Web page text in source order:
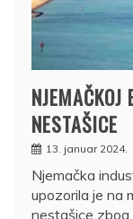
NJEMAČKOJ
NESTAŠICE
13. januar 2024.
Njemačka
upozorila je na
nestašice zbog